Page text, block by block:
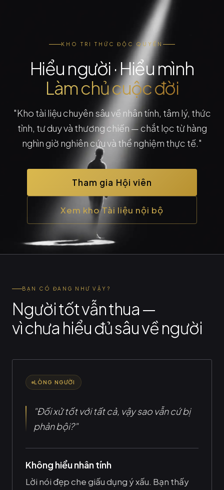
KHO TRI THỨC ĐỘC QUYỀN
Hiểu người · Hiểu mình
Làm chủ cuộc đời
"Kho tài liệu chuyên sâu về nhân tính, tâm lý, thức
tỉnh, tư duy và thương chiến — chắt lọc từ hàng
nghìn giờ nghiên cứu và thể nghiệm thực tế."
Tham gia Hội viên
Xem kho Tài liệu nội bộ
BẠN CÓ ĐANG NHƯ VẬY?
Người tốt vẫn thua —
vì chưa hiểu đủ sâu về người
LÒNG NGƯỜI
"Đối xử tốt với tất cả, vậy sao vẫn cứ bị
phản bội?"
Không hiểu nhân tính
Lời nói đẹp che giấu dụng ý xấu. Bạn thấy